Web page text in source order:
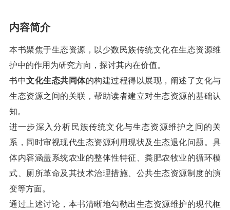
内容简介
本书聚焦于生态资源，以少数民族传统文化在生态资源维
护中的作用为研究方向，探讨其内在价值。
书中文化生态共同体的构建过程得以展现，阐述了文化与
生态资源之间的关联，帮助读者建立对生态资源的基础认
知。
进一步深入分析民族传统文化与生态资源维护之间的关
系，同时审视现代生态资源利用现状及生态退化问题。具
体内容涵盖系统农业的整体性特征、粪肥农牧业的循环模
式、厕所革命及其技术治理措施、公共生态资源制度的演
变等方面。
通过上述讨论，本书清晰地勾勒出生态资源维护的现代框